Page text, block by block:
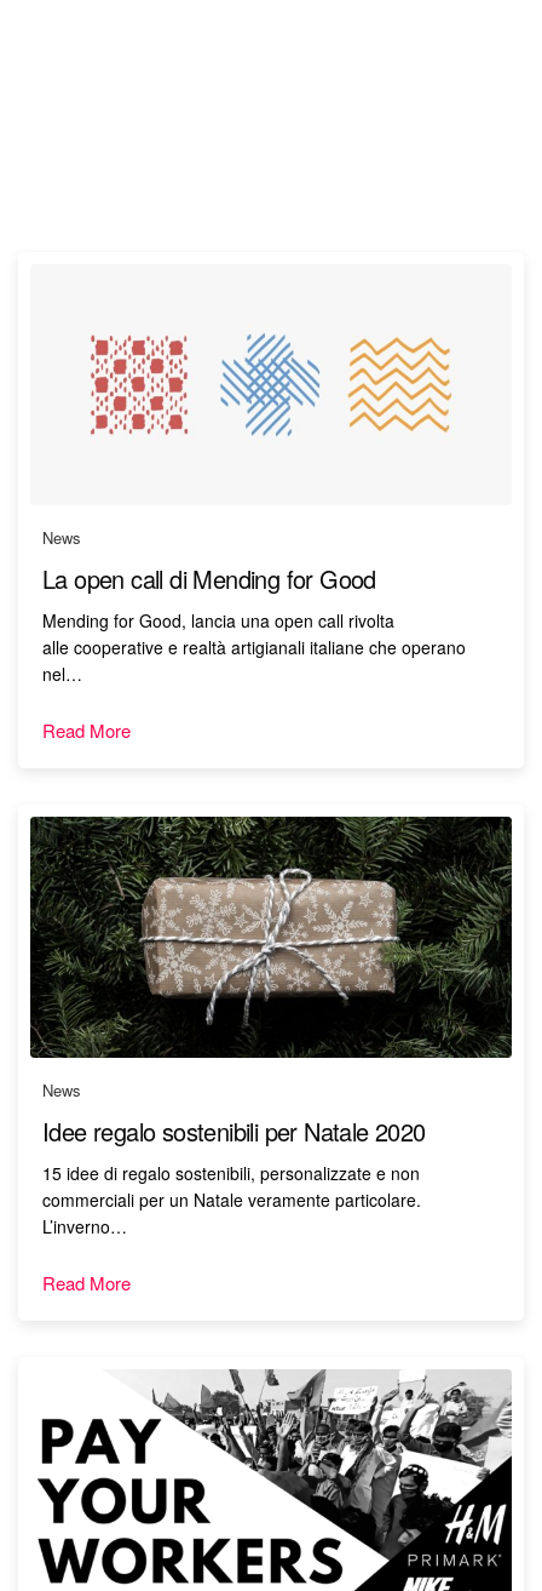
News
La open call di Mending for Good
Mending for Good, lancia una open call rivolta
alle cooperative e realtà artigianali italiane che operano
nel…
Read More
News
Idee regalo sostenibili per Natale 2020
15 idee di regalo sostenibili, personalizzate e non
commerciali per un Natale veramente particolare.
L’inverno…
Read More